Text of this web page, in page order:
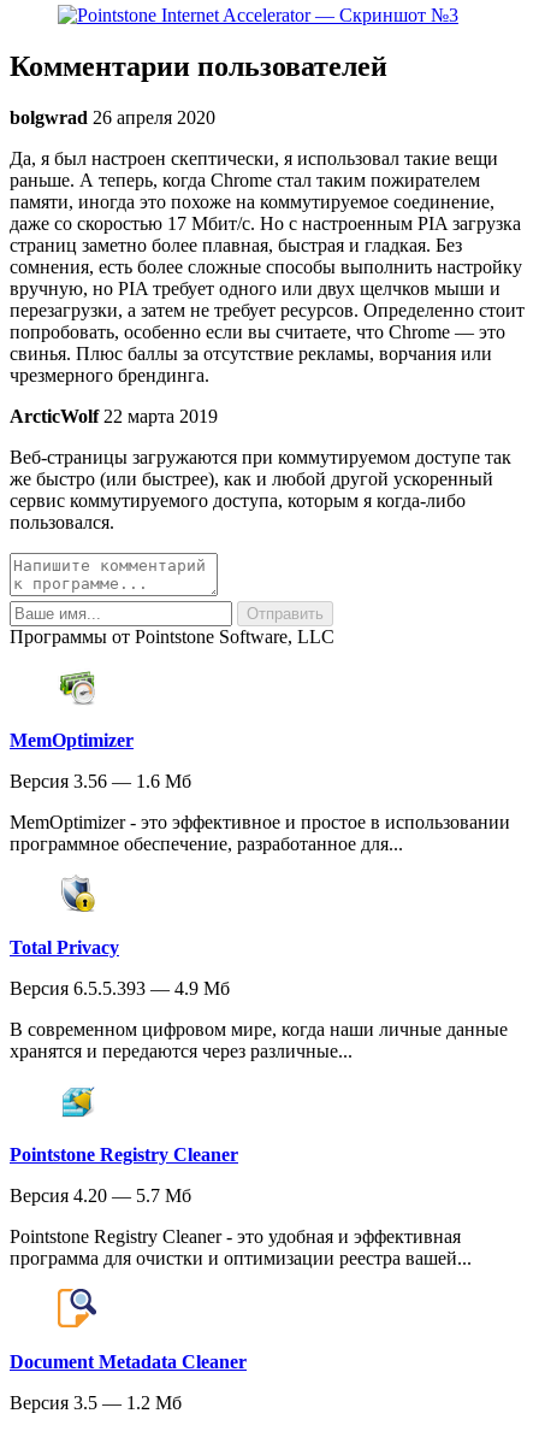
Комментарии пользователей
bolgwrad 26 апреля 2020
Да, я был настроен скептически, я использовал такие вещи
раньше. А теперь, когда Chrome стал таким пожирателем
памяти, иногда это похоже на коммутируемое соединение,
даже со скоростью 17 Мбит/с. Но с настроенным PIA загрузка
страниц заметно более плавная, быстрая и гладкая. Без
сомнения, есть более сложные способы выполнить настройку
вручную, но PIA требует одного или двух щелчков мыши и
перезагрузки, а затем не требует ресурсов. Определенно стоит
попробовать, особенно если вы считаете, что Chrome — это
свинья. Плюс баллы за отсутствие рекламы, ворчания или
чрезмерного брендинга.
ArcticWolf 22 марта 2019
Веб-страницы загружаются при коммутируемом доступе так
же быстро (или быстрее), как и любой другой ускоренный
сервис коммутируемого доступа, которым я когда-либо
пользовался.
Программы от Pointstone Software, LLC
MemOptimizer
Версия 3.56 — 1.6 Мб
MemOptimizer - это эффективное и простое в использовании
программное обеспечение, разработанное для...
Total Privacy
Версия 6.5.5.393 — 4.9 Мб
В современном цифровом мире, когда наши личные данные
хранятся и передаются через различные...
Pointstone Registry Cleaner
Версия 4.20 — 5.7 Мб
Pointstone Registry Cleaner - это удобная и эффективная
программа для очистки и оптимизации реестра вашей...
Document Metadata Cleaner
Версия 3.5 — 1.2 Мб